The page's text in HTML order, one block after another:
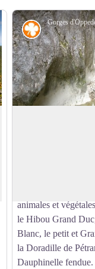
Flore
animales et
le Hibou Grand
Blanc, le petit et
la Doradille de
Dauphinelle fendue.